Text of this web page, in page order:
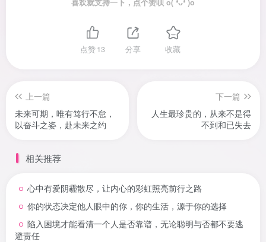
点赞13 分享 收藏
上一篇
未来可期，唯有笃行不怠，
以奋斗之姿，赴未来之约
下一篇
人生最珍贵的，从来不是得
不到和已失去
相关推荐
心中有爱阴霾散尽，让内心的彩虹照亮前行之路
你的状态决定他人眼中的你，你的生活，源于你的选择
陷入困境才能看清一个人是否靠谱，无论聪明与否都不要逃
避责任